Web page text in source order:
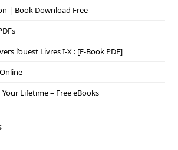
| Book Download Free
l’ouest Livres I-X : [E-Book PDF]
Lifetime – Free eBooks